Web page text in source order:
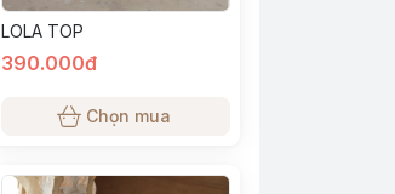
LOLA TOP
390.000đ
Chọn mua